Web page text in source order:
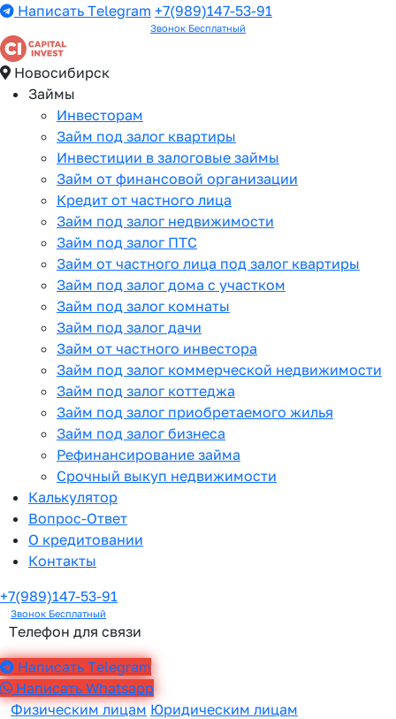
Написать Telegram +7(989)147-53-91
Звонок Бесплатный
Новосибирск
Займы
Инвесторам
Займ под залог квартиры
Инвестиции в залоговые займы
Займ от финансовой организации
Кредит от частного лица
Займ под залог недвижимости
Займ под залог ПТС
Займ от частного лица под залог квартиры
Займ под залог дома с участком
Займ под залог комнаты
Займ под залог дачи
Займ от частного инвестора
Займ под залог коммерческой недвижимости
Займ под залог коттеджа
Займ под залог приобретаемого жилья
Займ под залог бизнеса
Рефинансирование займа
Срочный выкуп недвижимости
Калькулятор
Вопрос-Ответ
О кредитовании
Контакты
+7(989)147-53-91
Звонок Бесплатный
Телефон для связи
Написать Telegram
Написать Whatsapp
Физическим лицам Юридическим лицам